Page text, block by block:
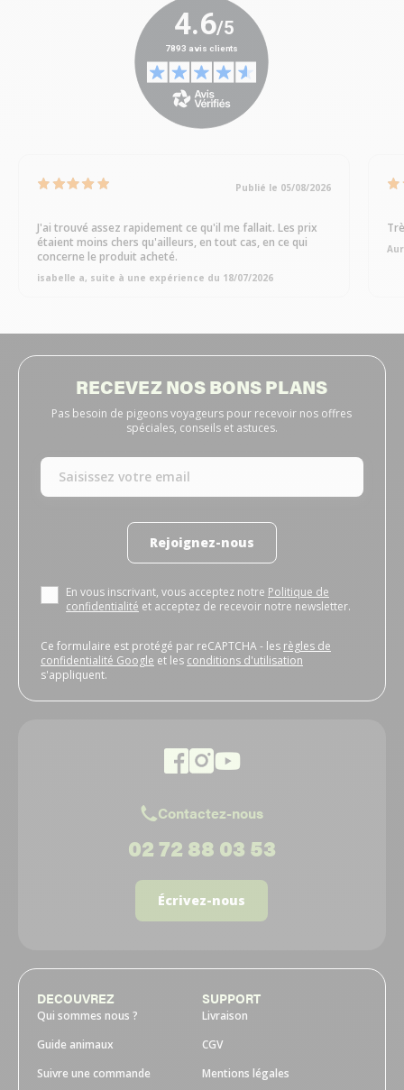
Publié le 05/08/2026
J'ai trouvé assez rapidement ce qu'il me fallait. Les prix
étaient moins chers qu'ailleurs, en tout cas, en ce qui
concerne le produit acheté.
isabelle a, suite à une expérience du 18/07/2026
RECEVEZ NOS BONS PLANS
Pas besoin de pigeons voyageurs pour recevoir nos offres
spéciales, conseils et astuces.
Rejoignez-nous
En vous inscrivant, vous acceptez notre Politique de
confidentialité et acceptez de recevoir notre newsletter.
Ce formulaire est protégé par reCAPTCHA - les règles de
confidentialité Google et les conditions d'utilisation
s'appliquent.
Contactez-nous
02 72 88 03 53
Écrivez-nous
DECOUVREZ
Qui sommes nous ?
Guide animaux
Suivre une commande
SUPPORT
Livraison
CGV
Mentions légales